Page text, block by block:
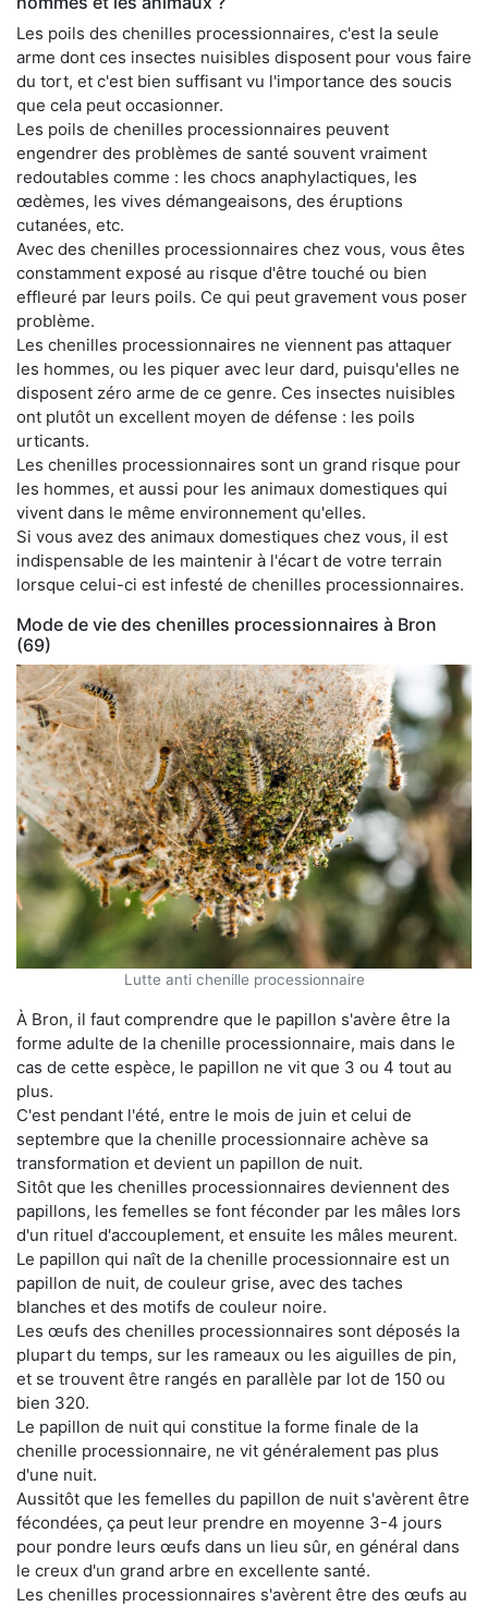
Les poils des chenilles processionnaires, c'est la seule
arme dont ces insectes nuisibles disposent pour vous faire
du tort, et c'est bien suffisant vu l'importance des soucis
que cela peut occasionner.
Les poils de chenilles processionnaires peuvent
engendrer des problèmes de santé souvent vraiment
redoutables comme : les chocs anaphylactiques, les
œdèmes, les vives démangeaisons, des éruptions
cutanées, etc.
Avec des chenilles processionnaires chez vous, vous êtes
constamment exposé au risque d'être touché ou bien
effleuré par leurs poils. Ce qui peut gravement vous poser
problème.
Les chenilles processionnaires ne viennent pas attaquer
les hommes, ou les piquer avec leur dard, puisqu'elles ne
disposent zéro arme de ce genre. Ces insectes nuisibles
ont plutôt un excellent moyen de défense : les poils
urticants.
Les chenilles processionnaires sont un grand risque pour
les hommes, et aussi pour les animaux domestiques qui
vivent dans le même environnement qu'elles.
Si vous avez des animaux domestiques chez vous, il est
indispensable de les maintenir à l'écart de votre terrain
lorsque celui-ci est infesté de chenilles processionnaires.
Mode de vie des chenilles processionnaires à Bron
(69)
Lutte anti chenille processionnaire
À Bron, il faut comprendre que le papillon s'avère être la
forme adulte de la chenille processionnaire, mais dans le
cas de cette espèce, le papillon ne vit que 3 ou 4 tout au
plus.
C'est pendant l'été, entre le mois de juin et celui de
septembre que la chenille processionnaire achève sa
transformation et devient un papillon de nuit.
Sitôt que les chenilles processionnaires deviennent des
papillons, les femelles se font féconder par les mâles lors
d'un rituel d'accouplement, et ensuite les mâles meurent.
Le papillon qui naît de la chenille processionnaire est un
papillon de nuit, de couleur grise, avec des taches
blanches et des motifs de couleur noire.
Les œufs des chenilles processionnaires sont déposés la
plupart du temps, sur les rameaux ou les aiguilles de pin,
et se trouvent être rangés en parallèle par lot de 150 ou
bien 320.
Le papillon de nuit qui constitue la forme finale de la
chenille processionnaire, ne vit généralement pas plus
d'une nuit.
Aussitôt que les femelles du papillon de nuit s'avèrent être
fécondées, ça peut leur prendre en moyenne 3-4 jours
pour pondre leurs œufs dans un lieu sûr, en général dans
le creux d'un grand arbre en excellente santé.
Les chenilles processionnaires s'avèrent être des œufs au